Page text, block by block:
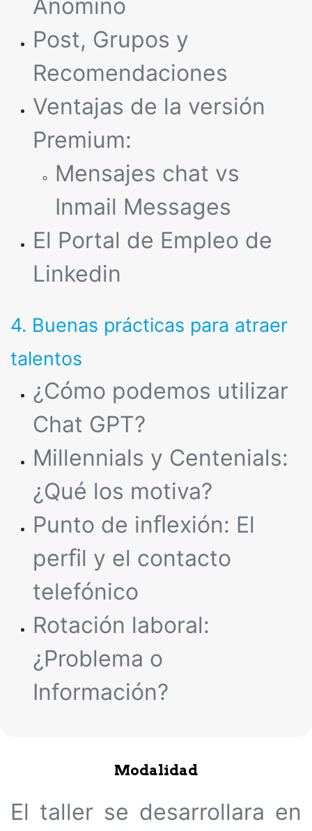
Anómino
Post, Grupos y
Recomendaciones
Ventajas de la versión
Premium:
Mensajes chat vs
Inmail Messages
El Portal de Empleo de
Linkedin
4. Buenas prácticas para atraer
talentos
¿Cómo podemos utilizar
Chat GPT?
Millennials y Centenials:
¿Qué los motiva?
Punto de inﬂexión: El
perﬁl y el contacto
telefónico
Rotación laboral:
¿Problema o
Información?
Modalidad
El taller se desarrollara en